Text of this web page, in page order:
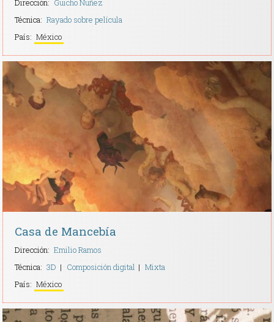
Dirección: Guicho Nuñez
Técnica: Rayado sobre película
País: México
Casa de Mancebía
Dirección: Emilio Ramos
Técnica: 3D Composición digital
Mixta
País: México